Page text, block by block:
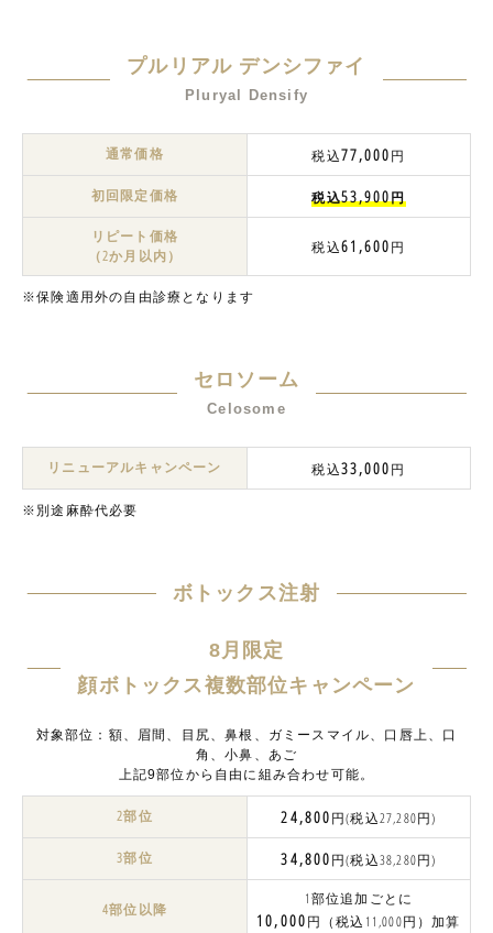
プルリアル デンシファイ
Pluryal Densify
通常価格 税込77,000円
初回限定価格 税込53,900円
リピート価格
（2か月以内）
税込61,600円
※保険適用外の自由診療となります
セロソーム
Celosome
リニューアルキャンペーン 税込33,000円
※別途麻酔代必要
ボトックス注射
8月限定
顔ボトックス複数部位キャンペーン
対象部位：額、眉間、目尻、鼻根、ガミースマイル、口唇上、口
角、小鼻、あご
上記9部位から自由に組み合わせ可能。
2部位 24,800円(税込27,280円)
3部位 34,800円(税込38,280円)
4部位以降
1部位追加ごとに
10,000円（税込11,000円）加算